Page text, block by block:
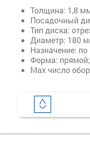
Толщина: 1,8
Посадочный
Тип диска:
Диаметр: 180
Назначение: по
Форма: прямой;
Max число